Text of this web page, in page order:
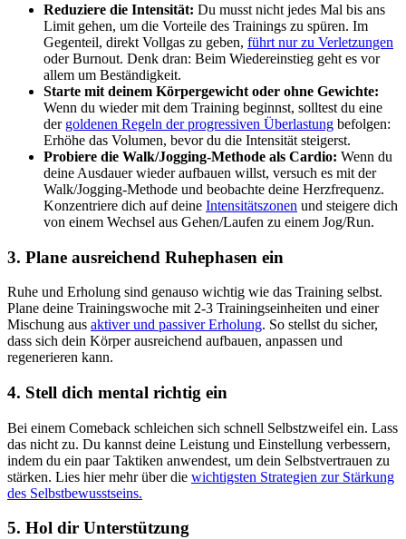
Reduziere die Intensität: Du musst nicht jedes Mal bis ans
Limit gehen, um die Vorteile des Trainings zu spüren. Im
Gegenteil, direkt Vollgas zu geben, führt nur zu Verletzungen
oder Burnout. Denk dran: Beim Wiedereinstieg geht es vor
allem um Beständigkeit.
Starte mit deinem Körpergewicht oder ohne Gewichte:
Wenn du wieder mit dem Training beginnst, solltest du eine
der goldenen Regeln der progressiven Überlastung befolgen:
Erhöhe das Volumen, bevor du die Intensität steigerst.
Probiere die Walk/Jogging-Methode als Cardio: Wenn du
deine Ausdauer wieder aufbauen willst, versuch es mit der
Walk/Jogging-Methode und beobachte deine Herzfrequenz.
Konzentriere dich auf deine Intensitätszonen und steigere dich
von einem Wechsel aus Gehen/Laufen zu einem Jog/Run.
3. Plane ausreichend Ruhephasen ein
Ruhe und Erholung sind genauso wichtig wie das Training selbst.
Plane deine Trainingswoche mit 2-3 Trainingseinheiten und einer
Mischung aus aktiver und passiver Erholung. So stellst du sicher,
dass sich dein Körper ausreichend aufbauen, anpassen und
regenerieren kann.
4. Stell dich mental richtig ein
Bei einem Comeback schleichen sich schnell Selbstzweifel ein. Lass
das nicht zu. Du kannst deine Leistung und Einstellung verbessern,
indem du ein paar Taktiken anwendest, um dein Selbstvertrauen zu
stärken. Lies hier mehr über die wichtigsten Strategien zur Stärkung
des Selbstbewusstseins.
5. Hol dir Unterstützung